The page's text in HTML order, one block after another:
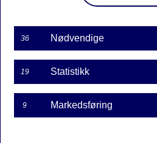
36 Nødvendige
19 Statistikk
9 Markedsføring